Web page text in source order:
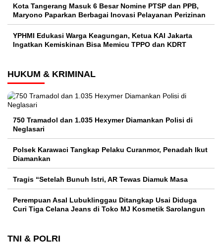
Kota Tangerang Masuk 6 Besar Nomine PTSP dan PPB,
Maryono Paparkan Berbagai Inovasi Pelayanan Perizinan
YPHMI Edukasi Warga Keagungan, Ketua KAI Jakarta
Ingatkan Kemiskinan Bisa Memicu TPPO dan KDRT
HUKUM & KRIMINAL
750 Tramadol dan 1.035 Hexymer Diamankan Polisi di
Neglasari
Polsek Karawaci Tangkap Pelaku Curanmor, Penadah Ikut
Diamankan
Tragis “Setelah Bunuh Istri, AR Tewas Diamuk Masa
Perempuan Asal Lubuklinggau Ditangkap Usai Diduga
Curi Tiga Celana Jeans di Toko MJ Kosmetik Sarolangun
TNI & POLRI